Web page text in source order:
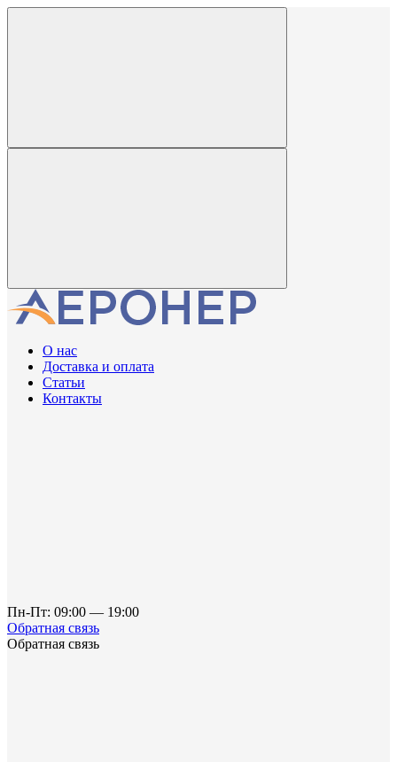
О нас
Доставка и оплата
Статьи
Контакты
Пн-Пт: 09:00 — 19:00
Обратная связь
Обратная связь